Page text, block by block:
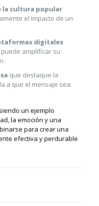
la cultura popular
el impacto de un
digitales
puede amplificar su
que destaque la
a que el mensaje sea
un ejemplo
la emoción y una
para crear una
efectiva y perdurable